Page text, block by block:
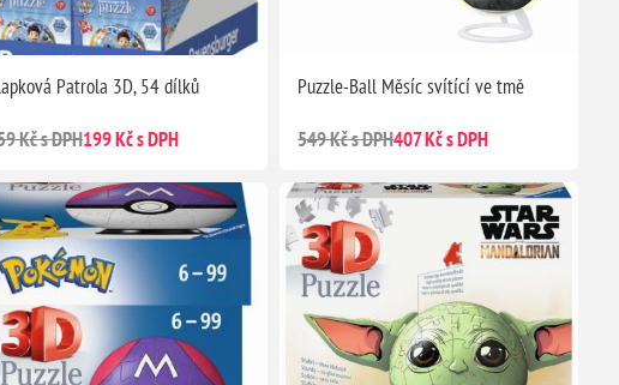
Patrola 3D, 54 dílků
Kč s DPH199 Kč s DPH
Puzzle-Ball Měsíc svítící ve tmě
549 Kč s DPH407 Kč s DPH